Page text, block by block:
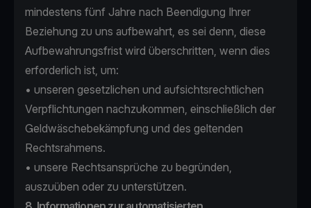
mindestens fünf Jahre nach Beendigung Ihrer
Beziehung zu uns aufbewahrt, es sei denn, diese
Aufbewahrungsfrist wird überschritten, wenn dies
erforderlich ist, um:
• unseren gesetzlichen und aufsichtsrechtlichen
Verpflichtungen nachzukommen, einschließlich der
Geldwäschebekämpfung und des geltenden
Rechtsrahmens.
• unsere Rechtsansprüche zu begründen,
auszuüben oder zu unterstützen.